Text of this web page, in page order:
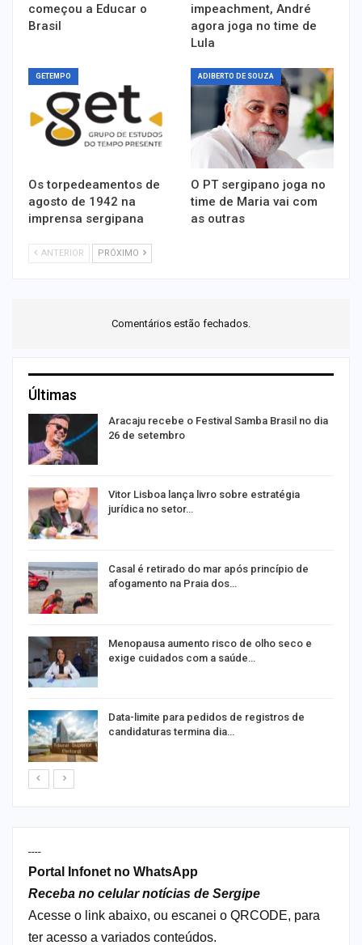
começou a Educar o
Brasil
impeachment, André
agora joga no time de
Lula
GETEMPO
Os torpedeamentos de
agosto de 1942 na
imprensa sergipana
ADIBERTO DE SOUZA
O PT sergipano joga no
time de Maria vai com
as outras
ANTERIOR PRÓXIMO
Comentários estão fechados.
Últimas
Aracaju recebe o Festival Samba Brasil no dia
26 de setembro
Vitor Lisboa lança livro sobre estratégia
jurídica no setor…
Casal é retirado do mar após princípio de
afogamento na Praia dos…
Menopausa aumento risco de olho seco e
exige cuidados com a saúde…
Data-limite para pedidos de registros de
candidaturas termina dia…
----
Portal Infonet no WhatsApp
Receba no celular notícias de Sergipe
Acesse o link abaixo, ou escanei o QRCODE, para
ter acesso a variados conteúdos.